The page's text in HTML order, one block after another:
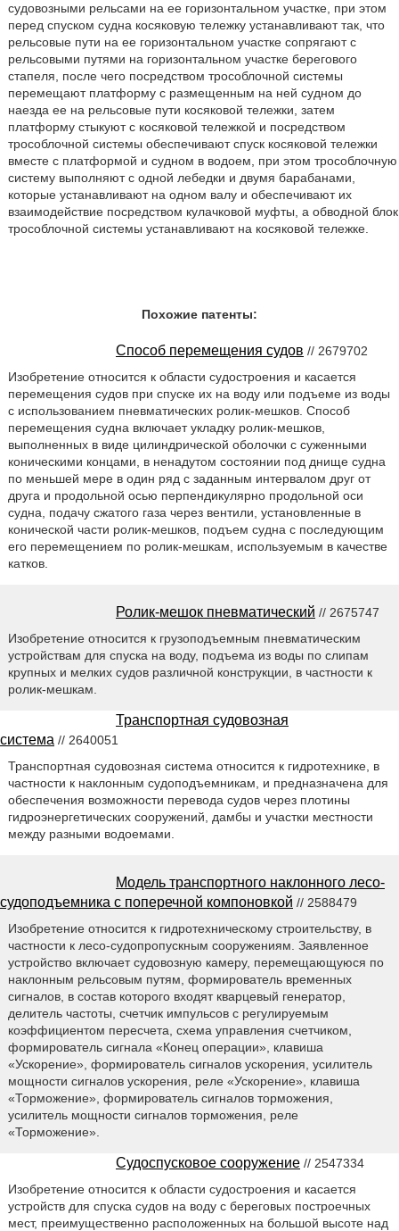
судовозными рельсами на ее горизонтальном участке, при этом
перед спуском судна косяковую тележку устанавливают так, что
рельсовые пути на ее горизонтальном участке сопрягают с
рельсовыми путями на горизонтальном участке берегового
стапеля, после чего посредством трособлочной системы
перемещают платформу с размещенным на ней судном до
наезда ее на рельсовые пути косяковой тележки, затем
платформу стыкуют с косяковой тележкой и посредством
трособлочной системы обеспечивают спуск косяковой тележки
вместе с платформой и судном в водоем, при этом трособлочную
систему выполняют с одной лебедки и двумя барабанами,
которые устанавливают на одном валу и обеспечивают их
взаимодействие посредством кулачковой муфты, а обводной блок
трособлочной системы устанавливают на косяковой тележке.
Похожие патенты:
Способ перемещения судов // 2679702
Изобретение относится к области судостроения и касается
перемещения судов при спуске их на воду или подъеме из воды
с использованием пневматических ролик-мешков. Способ
перемещения судна включает укладку ролик-мешков,
выполненных в виде цилиндрической оболочки с суженными
коническими концами, в ненадутом состоянии под днище судна
по меньшей мере в один ряд с заданным интервалом друг от
друга и продольной осью перпендикулярно продольной оси
судна, подачу сжатого газа через вентили, установленные в
конической части ролик-мешков, подъем судна с последующим
его перемещением по ролик-мешкам, используемым в качестве
катков.
Ролик-мешок пневматический // 2675747
Изобретение относится к грузоподъемным пневматическим
устройствам для спуска на воду, подъема из воды по слипам
крупных и мелких судов различной конструкции, в частности к
ролик-мешкам.
Транспортная судовозная
система // 2640051
Транспортная судовозная система относится к гидротехнике, в
частности к наклонным судоподъемникам, и предназначена для
обеспечения возможности перевода судов через плотины
гидроэнергетических сооружений, дамбы и участки местности
между разными водоемами.
Модель транспортного наклонного лесо-
судоподъемника с поперечной компоновкой // 2588479
Изобретение относится к гидротехническому строительству, в
частности к лесо-судопропускным сооружениям. Заявленное
устройство включает судовозную камеру, перемещающуюся по
наклонным рельсовым путям, формирователь временных
сигналов, в состав которого входят кварцевый генератор,
делитель частоты, счетчик импульсов с регулируемым
коэффициентом пересчета, схема управления счетчиком,
формирователь сигнала «Конец операции», клавиша
«Ускорение», формирователь сигналов ускорения, усилитель
мощности сигналов ускорения, реле «Ускорение», клавиша
«Торможение», формирователь сигналов торможения,
усилитель мощности сигналов торможения, реле
«Торможение».
Судоспусковое сооружение // 2547334
Изобретение относится к области судостроения и касается
устройств для спуска судов на воду с береговых построечных
мест, преимущественно расположенных на большой высоте над